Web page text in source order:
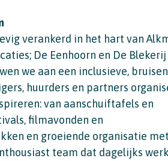
verankerd in het hart van
De Eenhoorn en De Blekerij
we aan een inclusieve,
huurders en partners
van aanschuiftafels en
filmavonden en
en groeiende organisatie
team dat dagelijks